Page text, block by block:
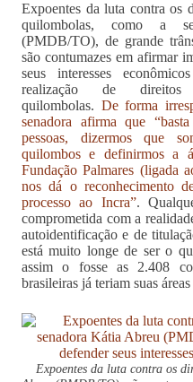
Expoentes da luta contra os
quilombolas, como a
(PMDB/TO), de grande
são contumazes em afirmar
seus interesses
realização de direitos
quilombolas. De forma
senadora afirma que
pessoas, dizermos que
quilombos e definirmos a
Fundação Palmares (ligada
nos dá o reconhecimento
processo ao Incra”.
comprometida com a
autoidentificação e de
está muito longe de ser o
assim o fosse as 2.408
brasileiras já teriam suas
Expoentes da luta contra os